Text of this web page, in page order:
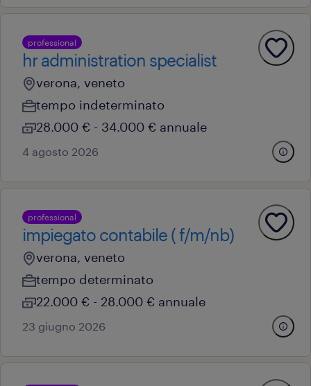
professional
hr administration specialist
verona, veneto
tempo indeterminato
28.000 € - 34.000 € annuale
4 agosto 2026
professional
impiegato contabile ( f/m/nb)
verona, veneto
tempo determinato
22.000 € - 28.000 € annuale
23 giugno 2026